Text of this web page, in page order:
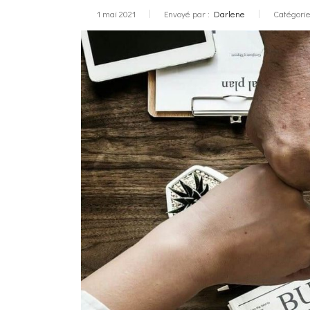
1 mai 2021 Envoyé par : Darlene